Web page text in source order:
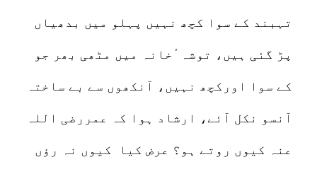
تہبند کے سوا کچھ نہیں پہلو میں بدھیاں
پڑ گئی ہیں، توشہ ٔخانہ میں مٹھی بھر جو
کے سوا اورکچھ نہیں، آنکھوں سے بے ساختہ
آنسو نکل آئے، ارشاد ہوا کہ عمررضی اللہ
عنہ کیوں روتے ہو؟ عرض کیا کیوں نہ رؤں